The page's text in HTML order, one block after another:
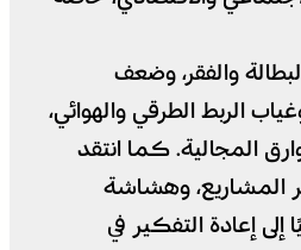
والفقر، وضعف
الربط الطرقي والهوائي،
المجالية. كما انتقد
المشاريع، وهشاشة
إلى إعادة التفكير في